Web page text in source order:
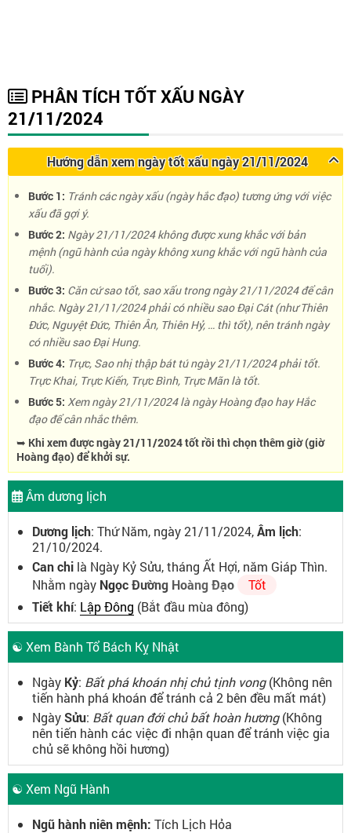
PHÂN TÍCH TỐT XẤU NGÀY
21/11/2024
Hướng dẫn xem ngày tốt xấu ngày 21/11/2024
Bước 1: Tránh các ngày xấu (ngày hắc đạo) tương ứng với việc
xấu đã gợi ý.
Bước 2: Ngày 21/11/2024 không được xung khắc với bản
mệnh (ngũ hành của ngày không xung khắc với ngũ hành của
tuổi).
Bước 3: Căn cứ sao tốt, sao xấu trong ngày 21/11/2024 để cân
nhắc. Ngày 21/11/2024 phải có nhiều sao Đại Cát (như Thiên
Đức, Nguyệt Đức, Thiên Ân, Thiên Hỷ, … thì tốt), nên tránh ngày
có nhiều sao Đại Hung.
Bước 4: Trực, Sao nhị thập bát tú ngày 21/11/2024 phải tốt.
Trực Khai, Trực Kiến, Trực Bình, Trực Mãn là tốt.
Bước 5: Xem ngày 21/11/2024 là ngày Hoàng đạo hay Hắc
đạo để cân nhắc thêm.
➥ Khi xem được ngày 21/11/2024 tốt rồi thì chọn thêm giờ (giờ
Hoàng đạo) để khởi sự.
Âm dương lịch
Dương lịch: Thứ Năm, ngày 21/11/2024,Âm lịch:
21/10/2024.
Can chi là Ngày Kỷ Sửu, tháng Ất Hợi, năm Giáp Thìn.
Nhằm ngày Ngọc Đường Hoàng Đạo
Tốt
Tiết khí: Lập Đông (Bắt đầu mùa đông)
☯ Xem Bành Tổ Bách Kỵ Nhật
Ngày Kỷ: Bất phá khoán nhị chủ tịnh vong(Không nên
tiến hành phá khoán để tránh cả 2 bên đều mất mát)
NgàySửu: Bất quan đới chủ bất hoàn hương(Không
nên tiến hành các việc đi nhận quan để tránh việc gia
chủ sẽ không hồi hương)
☯ Xem Ngũ Hành
Ngũ hành niên mệnh: Tích Lịch Hỏa